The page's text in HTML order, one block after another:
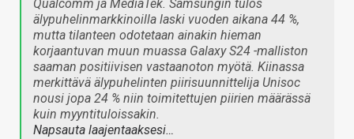
Qualcomm ja MediaTek. Samsungin tulos
älypuhelinmarkkinoilla laski vuoden aikana 44 %,
mutta tilanteen odotetaan ainakin hieman
korjaantuvan muun muassa Galaxy S24 -malliston
saaman positiivisen vastaanoton myötä. Kiinassa
merkittävä älypuhelinten piirisuunnittelija Unisoc
nousi jopa 24 % niin toimitettujen piirien määrässä
kuin myyntituloissakin.
Napsauta laajentaaksesi…